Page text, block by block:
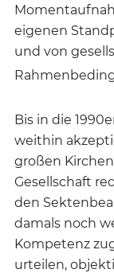
eigenen
und von
Bis in die
weithin
großen
Gesellschaft
den
damals noch
Kompetenz
urteilen,